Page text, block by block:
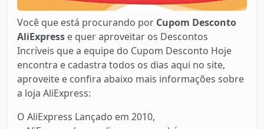
Você que está procurando por Cupom Desconto
AliExpress e quer aproveitar os Descontos
Incríveis que a equipe do Cupom Desconto Hoje
encontra e cadastra todos os dias aqui no site,
aproveite e confira abaixo mais informações sobre
a loja AliExpress:
O AliExpress Lançado em 2010,